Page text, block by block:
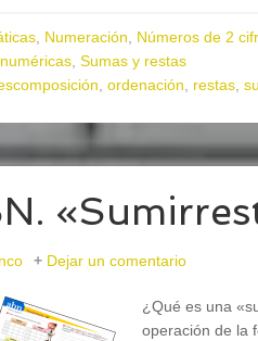
, Numeración, Números de 2
, Sumas y restas
, ordenación, restas,
Dejar un comentario
¿Qué es una
operación de la